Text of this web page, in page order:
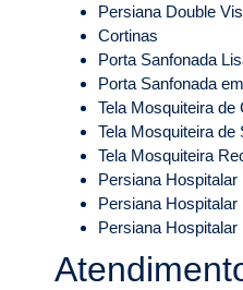
Persiana Double
Cortinas
Porta Sanfonada
Porta Sanfonada
Tela Mosquiteira de
Tela Mosquiteira de
Tela Mosquiteira
Persiana Hospitalar
Persiana Hospitalar
Persiana Hospitalar